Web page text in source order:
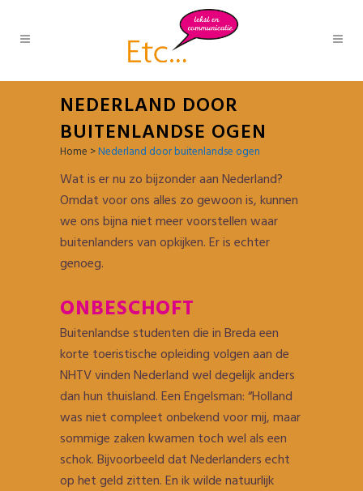
NEDERLAND DOOR
BUITENLANDSE OGEN
Home >Nederland door buitenlandse ogen
Wat is er nu zo bijzonder aan Nederland?
Omdat voor ons alles zo gewoon is, kunnen
we ons bijna niet meer voorstellen waar
buitenlanders van opkijken. Er is echter
genoeg.
ONBESCHOFT
Buitenlandse studenten die in Breda een
korte toeristische opleiding volgen aan de
NHTV vinden Nederland wel degelijk anders
dan hun thuisland. Een Engelsman: “Holland
was niet compleet onbekend voor mij, maar
sommige zaken kwamen toch wel als een
schok. Bijvoorbeeld dat Nederlanders echt
op het geld zitten. En ik wilde natuurlijk